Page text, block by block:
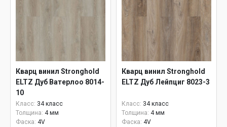
Кварц винил Stronghold
ELTZ Дуб Ватерлоо 8014-
10
Класс: 34 класс
Толщина: 4 мм
Фаска: 4V
Кварц винил Stronghold
ELTZ Дуб Лейпциг 8023-3
Класс: 34 класс
Толщина: 4 мм
Фаска: 4V